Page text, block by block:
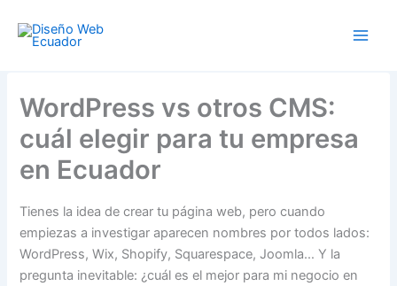
contenido
WordPress vs otros CMS:
cuál elegir para tu empresa
en Ecuador
Tienes la idea de crear tu página web, pero cuando
empiezas a investigar aparecen nombres por todos lados:
WordPress, Wix, Shopify, Squarespace, Joomla… Y la
pregunta inevitable: ¿cuál es el mejor para mi negocio en